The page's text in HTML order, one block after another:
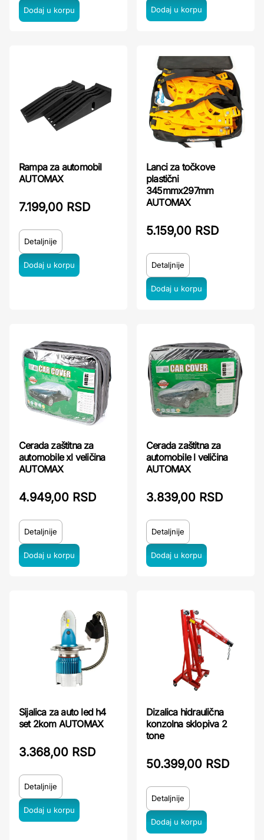
Rampa za automobil
AUTOMAX
7.199,00 RSD
Detaljnije
Lanci za točkove
plastični
345mmx297mm
AUTOMAX
5.159,00 RSD
Detaljnije
Cerada zaštitna za
automobile xl veličina
AUTOMAX
4.949,00 RSD
Detaljnije
Cerada zaštitna za
automobile l veličina
AUTOMAX
3.839,00 RSD
Detaljnije
Sijalica za auto led h4
set 2kom AUTOMAX
3.368,00 RSD
Detaljnije
Dizalica hidraulična
konzolna sklopiva 2
tone
50.399,00 RSD
Detaljnije